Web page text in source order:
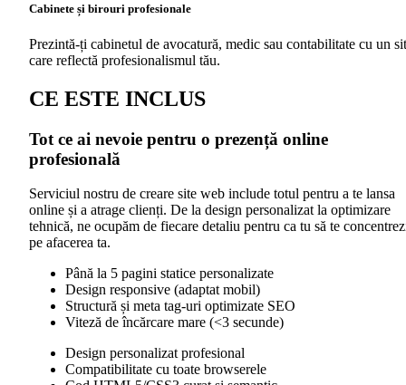
Cabinete și birouri profesionale
Prezintă-ți cabinetul de avocatură, medic sau contabilitate cu un
care reflectă profesionalismul tău.
CE ESTE INCLUS
Tot ce ai nevoie pentru o prezență online
profesională
Serviciul nostru de creare site web include totul pentru a te lansa
online și a atrage clienți. De la design personalizat la optimizare
tehnică, ne ocupăm de fiecare detaliu pentru ca tu să te
pe afacerea ta.
Până la 5 pagini statice personalizate
Design responsive (adaptat mobil)
Structură și meta tag-uri optimizate SEO
Viteză de încărcare mare (<3 secunde)
Design personalizat profesional
Compatibilitate cu toate browserele